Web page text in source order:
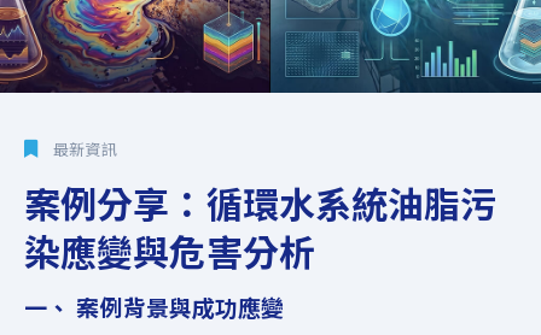
最新資訊
案例分享：循環水系統油脂污
染應變與危害分析
一、 案例背景與成功應變